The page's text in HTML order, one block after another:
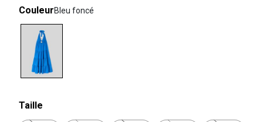
CouleurBleu foncé
Taille